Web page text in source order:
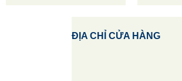
ĐỊA CHỈ CỬA HÀNG